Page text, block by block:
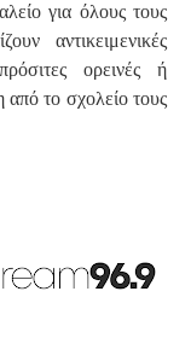
για όλους τους
αντικειμενικές
ορεινές ή
από το σχολείο τους